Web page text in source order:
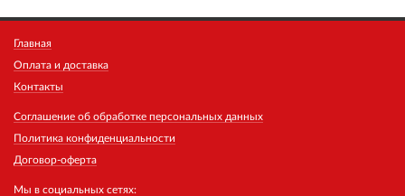
Главная
Оплата и доставка
Контакты
Соглашение об обработке персональных данных
Политика конфиденциальности
Договор-оферта
Мы в социальных сетях: